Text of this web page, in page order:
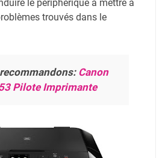
le périphérique à mettre à
trouvés dans le
Canon
Pilote Imprimante